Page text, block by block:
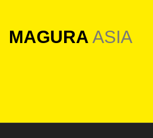
MAGURA ASIA